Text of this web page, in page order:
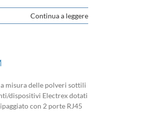
Continua a leggere
misura delle polveri sottili
dispositivi Electrex dotati
con 2 porte RJ45